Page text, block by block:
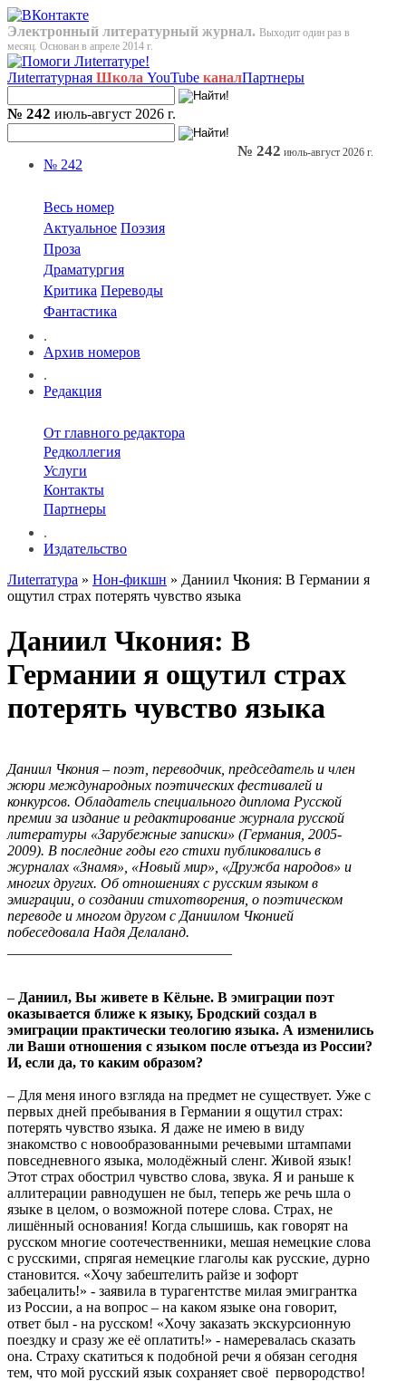
Электронный литературный журнал. Выходит один раз в
месяц. Основан в апреле 2014 г.
Лиterraтурная Школа YouTube каналПартнеры
№ 242 июль-август 2026 г.
№ 242
Весь номер
Актуальное Поэзия
Проза
Драматургия
Критика Переводы
Фантастика
.
Архив номеров
.
Редакция
От главного редактора
Редколлегия
Услуги
Контакты
Партнеры
.
Издательство
№ 242 июль-август 2026 г.
Лиterraтура » Нон-фикшн » Даниил Чкония: В Германии я
ощутил страх потерять чувство языка
Даниил Чкония: В
Германии я ощутил страх
потерять чувство языка
Даниил Чкония – поэт, переводчик, председатель и член
жюри международных поэтических фестивалей и
конкурсов. Обладатель специального диплома Русской
премии за издание и редактирование журнала русской
литературы «Зарубежные записки» (Германия, 2005-
2009). В последние годы его стихи публиковались в
журналах «Знамя», «Новый мир», «Дружба народов» и
многих других. Об отношениях с русским языком в
эмиграции, о создании стихотворения, о поэтическом
переводе и многом другом с Даниилом Чконией
побеседовала Надя Делаланд.
– Даниил, Вы живете в Кёльне. В эмиграции поэт
оказывается ближе к языку, Бродский создал в
эмиграции практически теологию языка. А изменились
ли Ваши отношения с языком после отъезда из России?
И, если да, то каким образом?
– Для меня иного взгляда на предмет не существует. Уже с
первых дней пребывания в Германии я ощутил страх:
потерять чувство языка. Я даже не имею в виду
знакомство с новообразованными речевыми штампами
повседневного языка, молодёжный сленг. Живой язык!
Этот страх обострил чувство слова, звука. Я и раньше к
аллитерации равнодушен не был, теперь же речь шла о
языке в целом, о возможной потере слова. Страх, не
лишённый основания! Когда слышишь, как говорят на
русском многие соотечественники, мешая немецкие слова
с русскими, спрягая немецкие глаголы как русские, дурно
становится. «Хочу забештелить райзе и зофорт
забецалить!» - заявила в турагентстве милая эмигрантка
из России, а на вопрос – на каком языке она говорит,
ответ был - на русском! «Хочу заказать экскурсионную
поездку и сразу же её оплатить!» - намеревалась сказать
она. Страху скатиться к подобной речи я обязан сегодня
тем, что мой русский язык сохраняет своё первородство!